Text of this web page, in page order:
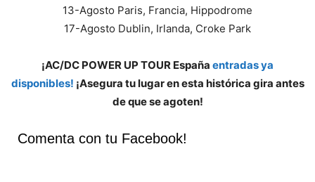
13-Agosto Paris, Francia, Hippodrome
17-Agosto Dublin, Irlanda, Croke Park
¡AC/DC POWER UP TOUR España entradas ya
disponibles! ¡Asegura tu lugar en esta histórica gira antes
de que se agoten!
Comenta con tu Facebook!